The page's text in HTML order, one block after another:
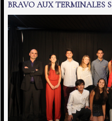
BRAVO AUX TERMINALES S